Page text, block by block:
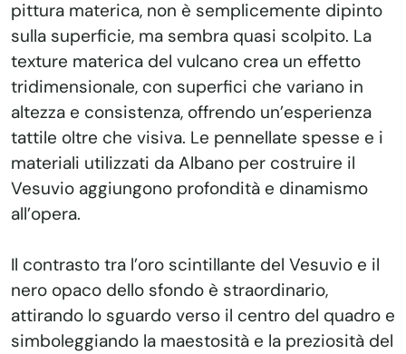
pittura materica, non è semplicemente dipinto
sulla superficie, ma sembra quasi scolpito. La
texture materica del vulcano crea un effetto
tridimensionale, con superfici che variano in
altezza e consistenza, offrendo un’esperienza
tattile oltre che visiva. Le pennellate spesse e i
materiali utilizzati da Albano per costruire il
Vesuvio aggiungono profondità e dinamismo
all’opera.
Il contrasto tra l’oro scintillante del Vesuvio e il
nero opaco dello sfondo è straordinario,
attirando lo sguardo verso il centro del quadro e
simboleggiando la maestosità e la preziosità del